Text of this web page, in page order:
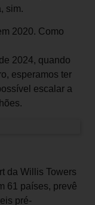
sim.
2020. Como
2024, quando
esperamos ter
escalar a
da Willis Towers
61 países, prevê
pré-